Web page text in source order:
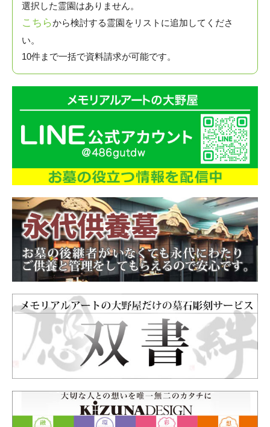
選択した霊園はありません。
こちらから検討する霊園をリストに追加してくださ
い。
10件まで一括で資料請求が可能です。